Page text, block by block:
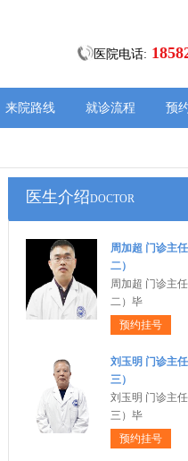
医院电话:
来院路线 就诊流程 预
医生介绍DOCTOR
周加超 门诊主
二）
周加超 门诊主
二）毕
预约挂号
刘玉明 门诊主
三）
刘玉明 门诊主
三）毕
预约挂号